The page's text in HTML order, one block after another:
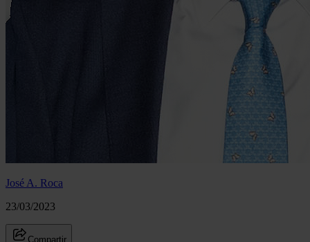
José A. Roca
23/03/2023
Compartir